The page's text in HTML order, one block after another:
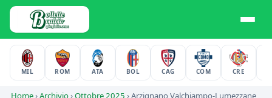
MIL ROM ATA BOL CAG COM CRE
Home›Archivio›Ottobre 2025 ›Arzignano Valchiampo-Lumezzane